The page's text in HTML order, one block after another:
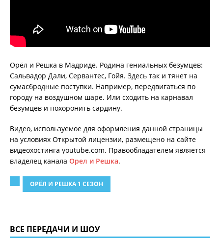
Орёл и Решка в Мадриде. Родина гениальных безумцев:
Сальвадор Дали, Сервантес, Гойя. Здесь так и тянет на
сумасбродные поступки. Например, передвигаться по
городу на воздушном шаре. Или сходить на карнавал
безумцев и похоронить сардину.
Видео, используемое для оформления данной страницы
на условиях Открытой лицензии, размещено на сайте
видеохостинга youtube.com. Правообладателем является
владелец канала Орел и Решка.
ОРЁЛ И РЕШКА 1 СЕЗОН
ВСЕ ПЕРЕДАЧИ И ШОУ